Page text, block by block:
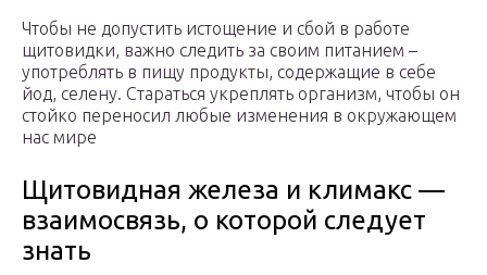
Чтобы не допустить истощение и сбой в работе
щитовидки, важно следить за своим питанием –
употреблять в пищу продукты, содержащие в себе
йод, селену. Стараться укреплять организм, чтобы он
стойко переносил любые изменения в окружающем
нас мире
Щитовидная железа и климакс —
взаимосвязь, о которой следует
знать